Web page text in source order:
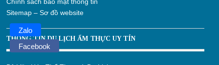
Chính sách bảo mật thông tin
Sitemap – Sơ đồ website
THÔNG TIN DU LỊCH ẨM THỰC UY TÍN
Zalo
Facebook